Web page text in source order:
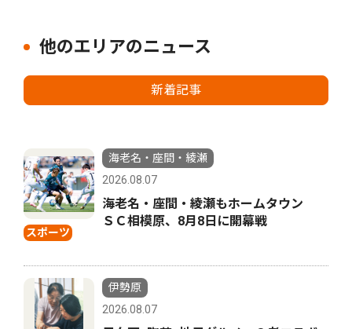
他のエリアのニュース
新着記事
スポーツ
海老名・座間・綾瀬
2026.08.07
海老名・座間・綾瀬もホームタウン
ＳＣ相模原、8月8日に開幕戦
伊勢原
2026.08.07